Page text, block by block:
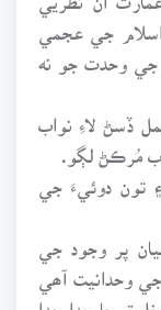
جي عجمي
جي وحدت جو نه
ڏسڻ لاءِ نواب
مُرڪڻ لڳو.
تون دوئيءَ جي
پر وجود جي
وحدانيت آھي
جا جدا جدا